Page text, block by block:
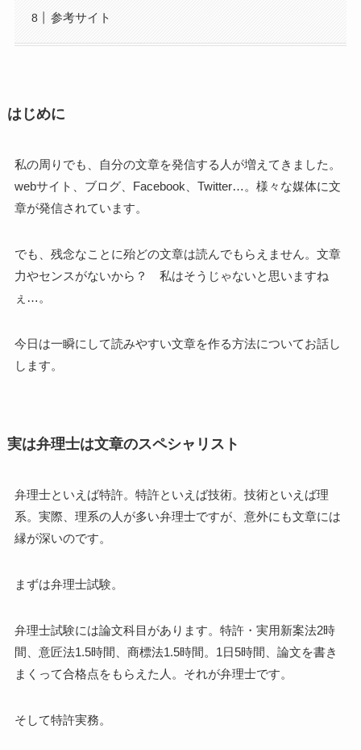
参考サイト
はじめに
私の周りでも、自分の文章を発信する人が増えてきました。
webサイト、ブログ、Facebook、Twitter…。様々な媒体に文
章が発信されています。
でも、残念なことに殆どの文章は読んでもらえません。文章
力やセンスがないから？ 私はそうじゃないと思いますね
ぇ…。
今日は一瞬にして読みやすい文章を作る方法についてお話し
します。
実は弁理士は文章のスペシャリスト
弁理士といえば特許。特許といえば技術。技術といえば理
系。実際、理系の人が多い弁理士ですが、意外にも文章には
縁が深いのです。
まずは弁理士試験。
弁理士試験には論文科目があります。特許・実用新案法2時
間、意匠法1.5時間、商標法1.5時間。1日5時間、論文を書き
まくって合格点をもらえた人。それが弁理士です。
そして特許実務。